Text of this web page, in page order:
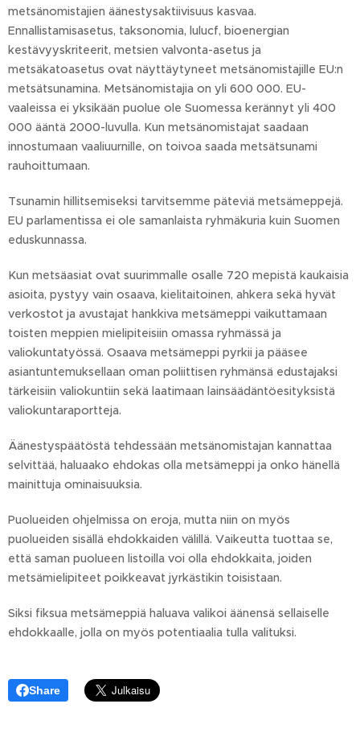
metsänomistajien äänestysaktiivisuus kasvaa.
Ennallistamisasetus, taksonomia, lulucf, bioenergian
kestävyyskriteerit, metsien valvonta-asetus ja
metsäkatoasetus ovat näyttäytyneet metsänomistajille EU:n
metsätsunamina. Metsänomistajia on yli 600 000. EU-
vaaleissa ei yksikään puolue ole Suomessa kerännyt yli 400
000 ääntä 2000-luvulla. Kun metsänomistajat saadaan
innostumaan vaaliuurnille, on toivoa saada metsätsunami
rauhoittumaan.
Tsunamin hillitsemiseksi tarvitsemme päteviä metsämeppejä.
EU parlamentissa ei ole samanlaista ryhmäkuria kuin Suomen
eduskunnassa.
Kun metsäasiat ovat suurimmalle osalle 720 mepistä kaukaisia
asioita, pystyy vain osaava, kielitaitoinen, ahkera sekä hyvät
verkostot ja avustajat hankkiva metsämeppi vaikuttamaan
toisten meppien mielipiteisiin omassa ryhmässä ja
valiokuntatyössä. Osaava metsämeppi pyrkii ja pääsee
asiantuntemuksellaan oman poliittisen ryhmänsä edustajaksi
tärkeisiin valiokuntiin sekä laatimaan lainsäädäntöesityksistä
valiokuntaraportteja.
Äänestyspäätöstä tehdessään metsänomistajan kannattaa
selvittää, haluaako ehdokas olla metsämeppi ja onko hänellä
mainittuja ominaisuuksia.
Puolueiden ohjelmissa on eroja, mutta niin on myös
puolueiden sisällä ehdokkaiden välillä. Vaikeutta tuottaa se,
että saman puolueen listoilla voi olla ehdokkaita, joiden
metsämielipiteet poikkeavat jyrkästikin toisistaan.
Siksi fiksua metsämeppiä haluava valikoi äänensä sellaiselle
ehdokkaalle, jolla on myös potentiaalia tulla valituksi.
Share